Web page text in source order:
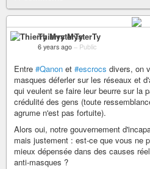
Thierry MysterTy
6 years ago – Public
Entre #Qanon et #escrocs divers, on
masques déferler sur les réseaux et
qui veulent se faire leur beurre sur la
crédulité des gens (toute
agrume n'est pas fortuite).
Alors oui, notre gouvernement
mais justement : est-ce que vous ne
mieux dépensée dans des causes
anti-masques ?